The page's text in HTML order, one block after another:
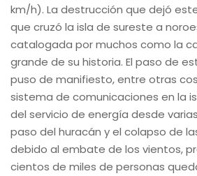
km/h). La destrucción que dejó
que cruzó la isla de sureste a
catalogada por muchos como la
grande de su historia. El paso de
puso de manifiesto, entre otras
sistema de comunicaciones en la
del servicio de energía desde
paso del huracán y el colapso de
debido al embate de los vientos,
cientos de miles de personas